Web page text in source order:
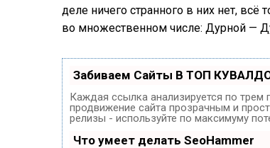
деле ничего странного в них нет, всё
во множественном числе: Дурной —
Забиваем Сайты В ТОП
Каждая ссылка анализируется по трем
продвижение сайта прозрачным и
релизы - используйте по максимуму
Что умеет делать SeoHammer